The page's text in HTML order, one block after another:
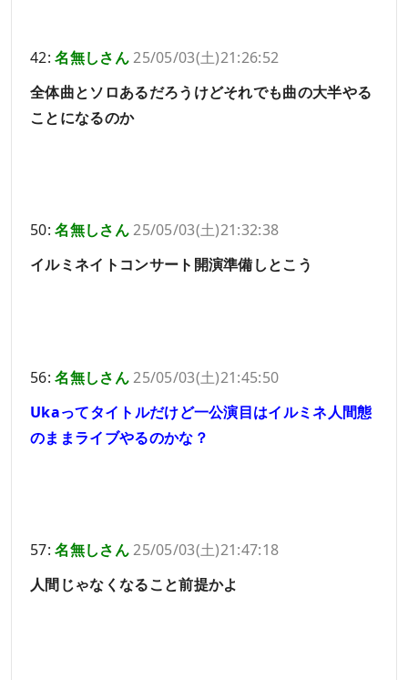
42:名無しさん25/05/03(土)21:26:52
全体曲とソロあるだろうけどそれでも曲の大半やる
ことになるのか
50:名無しさん25/05/03(土)21:32:38
イルミネイトコンサート開演準備しとこう
56:名無しさん25/05/03(土)21:45:50
Ukaってタイトルだけど一公演目はイルミネ人間態
のままライブやるのかな？
57:名無しさん25/05/03(土)21:47:18
人間じゃなくなること前提かよ